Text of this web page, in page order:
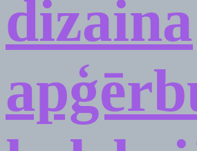
dizaina